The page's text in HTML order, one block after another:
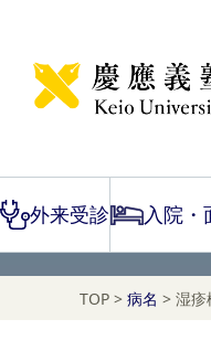
外来受診 入院・
Disease
TOP > 病名 > 湿疹